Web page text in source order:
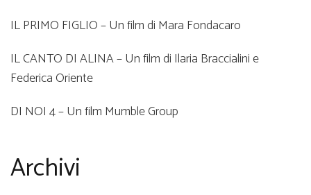
IL PRIMO FIGLIO – Un film di Mara Fondacaro
IL CANTO DI ALINA – Un film di Ilaria Braccialini e
Federica Oriente
DI NOI 4 – Un film Mumble Group
Archivi